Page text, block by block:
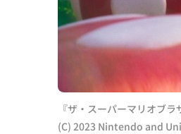
(C) 2023 Nintendo and
『ザ・スーパーマリオブラ